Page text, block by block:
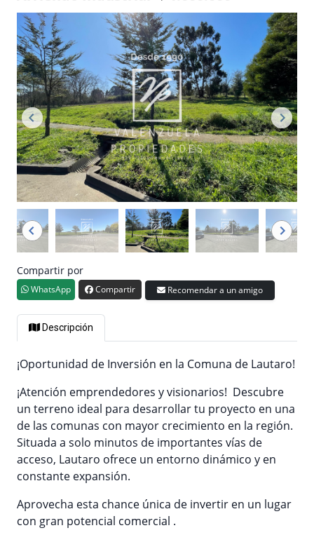
Compartir por
WhatsApp Compartir Recomendar a un amigo
Descripción
¡Oportunidad de Inversión en la Comuna de Lautaro!
¡Atención emprendedores y visionarios! Descubre
un terreno ideal para desarrollar tu proyecto en una
de las comunas con mayor crecimiento en la región.
Situada a solo minutos de importantes vías de
acceso, Lautaro ofrece un entorno dinámico y en
constante expansión.
Aprovecha esta chance única de invertir en un lugar
con gran potencial comercial .